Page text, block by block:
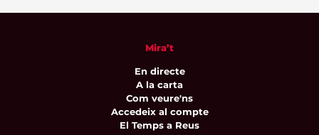
Mira’t
En directe
A la carta
Com veure'ns
Accedeix al compte
El Temps a Reus